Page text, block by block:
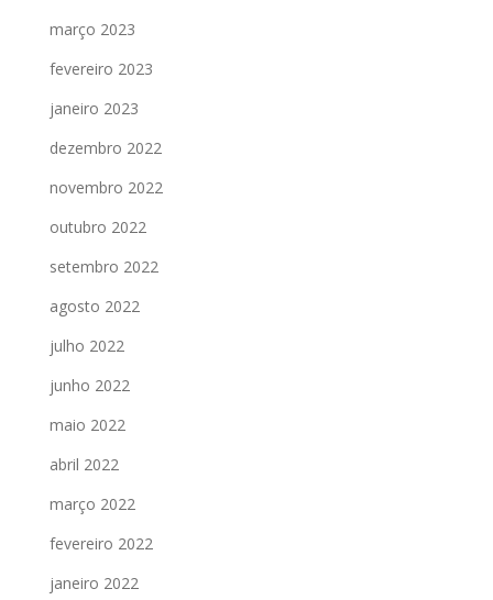
março 2023
fevereiro 2023
janeiro 2023
dezembro 2022
novembro 2022
outubro 2022
setembro 2022
agosto 2022
julho 2022
junho 2022
maio 2022
abril 2022
março 2022
fevereiro 2022
janeiro 2022